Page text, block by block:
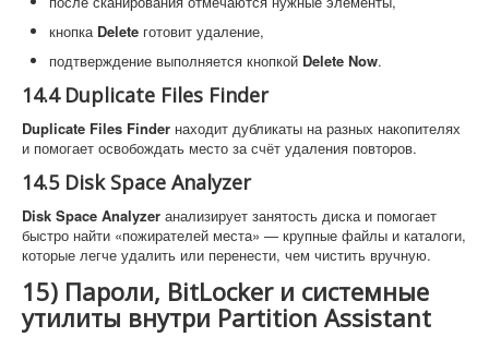
кнопка Delete готовит удаление,
подтверждение выполняется кнопкой Delete Now.
14.4 Duplicate Files Finder
Duplicate Files Finder находит дубликаты на разных накопителях
и помогает освобождать место за счёт удаления повторов.
14.5 Disk Space Analyzer
Disk Space Analyzer анализирует занятость диска и помогает
быстро найти «пожирателей места» — крупные файлы и каталоги,
которые легче удалить или перенести, чем чистить вручную.
15) Пароли, BitLocker и системные
утилиты внутри Partition Assistant